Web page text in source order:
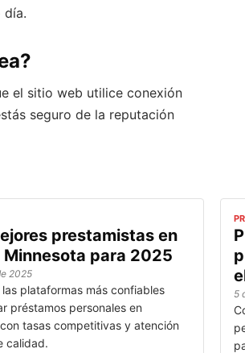
día.
el sitio web utilice conexión
seguro de la reputación
prestamistas en
Minnesota para 2025
2025
las plataformas más confiables
préstamos personales en
tasas competitivas y atención
calidad.
5